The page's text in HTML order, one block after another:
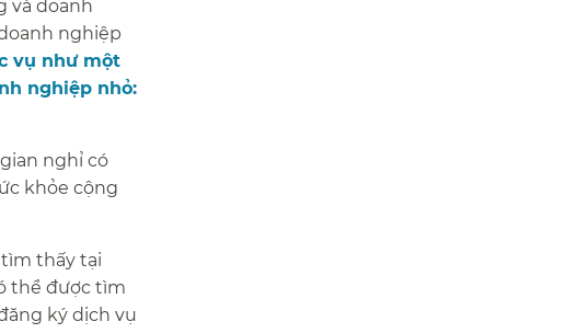
và doanh
nghiệp
vụ như một
nghiệp nhỏ:
nghỉ có
khỏe cộng
tìm thấy tại
thể được tìm
ký dịch vụ